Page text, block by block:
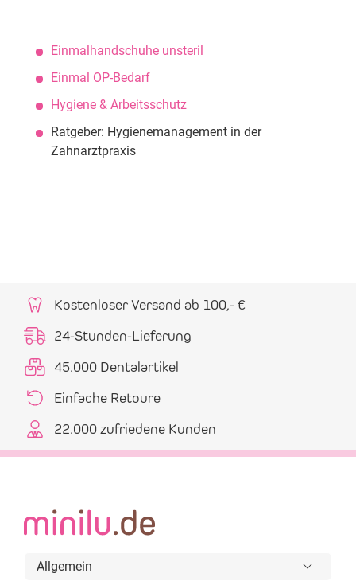
Einmalhandschuhe unsteril
Einmal OP-Bedarf
Hygiene & Arbeitsschutz
Ratgeber: Hygienemanagement in der
Zahnarztpraxis
Kostenloser Versand ab 100,- €
24-Stunden-Lieferung
45.000 Dentalartikel
Einfache Retoure
22.000 zufriedene Kunden
Allgemein